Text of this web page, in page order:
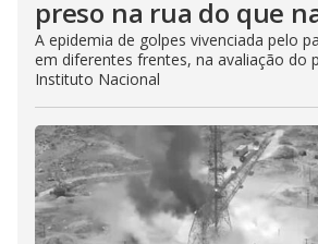
preso na rua do que
A epidemia de golpes vivenciada pelo
em diferentes frentes, na avaliação do
Instituto Nacional